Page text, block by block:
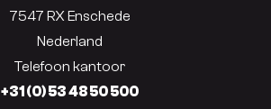
7547 RX Enschede
Nederland
Telefoon kantoor
+31 (0) 53 48 50 500